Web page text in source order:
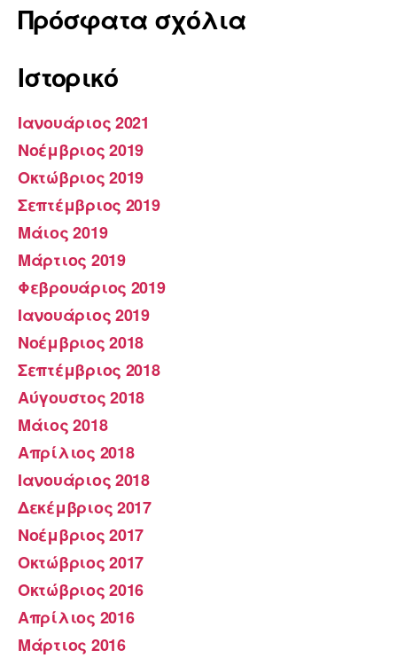
Πρόσφατα σχόλια
Ιστορικό
Ιανουάριος 2021
Νοέμβριος 2019
Οκτώβριος 2019
Σεπτέμβριος 2019
Μάιος 2019
Μάρτιος 2019
Φεβρουάριος 2019
Ιανουάριος 2019
Νοέμβριος 2018
Σεπτέμβριος 2018
Αύγουστος 2018
Μάιος 2018
Απρίλιος 2018
Ιανουάριος 2018
Δεκέμβριος 2017
Νοέμβριος 2017
Οκτώβριος 2017
Οκτώβριος 2016
Απρίλιος 2016
Μάρτιος 2016